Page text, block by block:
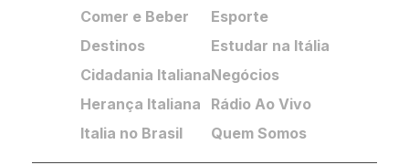
Comer e Beber
Destinos
Cidadania Italiana
Herança Italiana
Italia no Brasil
Esporte
Estudar na Itália
Negócios
Rádio Ao Vivo
Quem Somos